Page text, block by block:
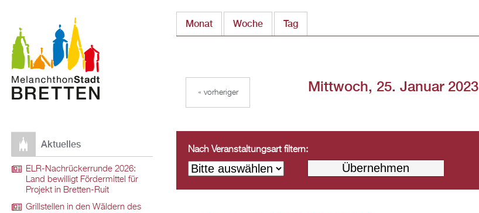
hier
Monat Woche Tag(aktiver Reiter)
Mittwoch, 25. Januar 2023
« vorheriger
Nach Veranstaltungsart filtern:
Aktuelles
ELR-Nachrückerrunde 2026:
Land bewilligt Fördermittel für
Projekt in Bretten-Ruit
Grillstellen in den Wäldern des